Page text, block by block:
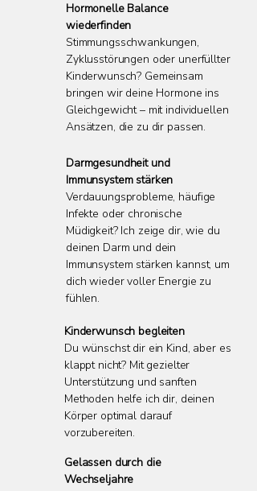
Hormonelle Balance
wiederfinden
Stimmungsschwankungen,
Zyklusstörungen oder unerfüllter
Kinderwunsch? Gemeinsam
bringen wir deine Hormone ins
Gleichgewicht – mit individuellen
Ansätzen, die zu dir passen.
Darmgesundheit und
Immunsystem stärken
Verdauungsprobleme, häufige
Infekte oder chronische
Müdigkeit? Ich zeige dir, wie du
deinen Darm und dein
Immunsystem stärken kannst, um
dich wieder voller Energie zu
fühlen.
Kinderwunsch begleiten
Du wünschst dir ein Kind, aber es
klappt nicht? Mit gezielter
Unterstützung und sanften
Methoden helfe ich dir, deinen
Körper optimal darauf
vorzubereiten.
Gelassen durch die
Wechseljahre